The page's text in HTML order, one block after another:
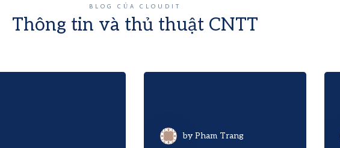
BLOG CỦA CLOUDIT
Thông tin và thủ thuật CNTT
by Pham Trang